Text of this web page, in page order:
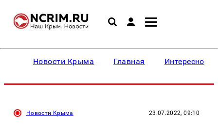
Новости Крыма Главная Интересное
Новости Крыма 23.07.2022, 09:10